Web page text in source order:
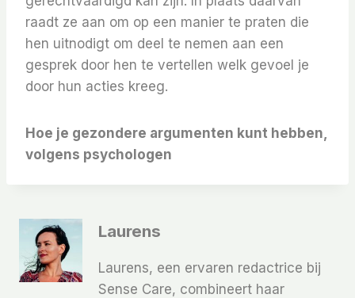
raadt ze aan om op een manier te praten die
hen uitnodigt om deel te nemen aan een
gesprek door hen te vertellen welk gevoel je
door hun acties kreeg.
Hoe je gezondere argumenten kunt hebben,
volgens psychologen
Laurens
Laurens, een ervaren redactrice bij
Sense Care, combineert haar